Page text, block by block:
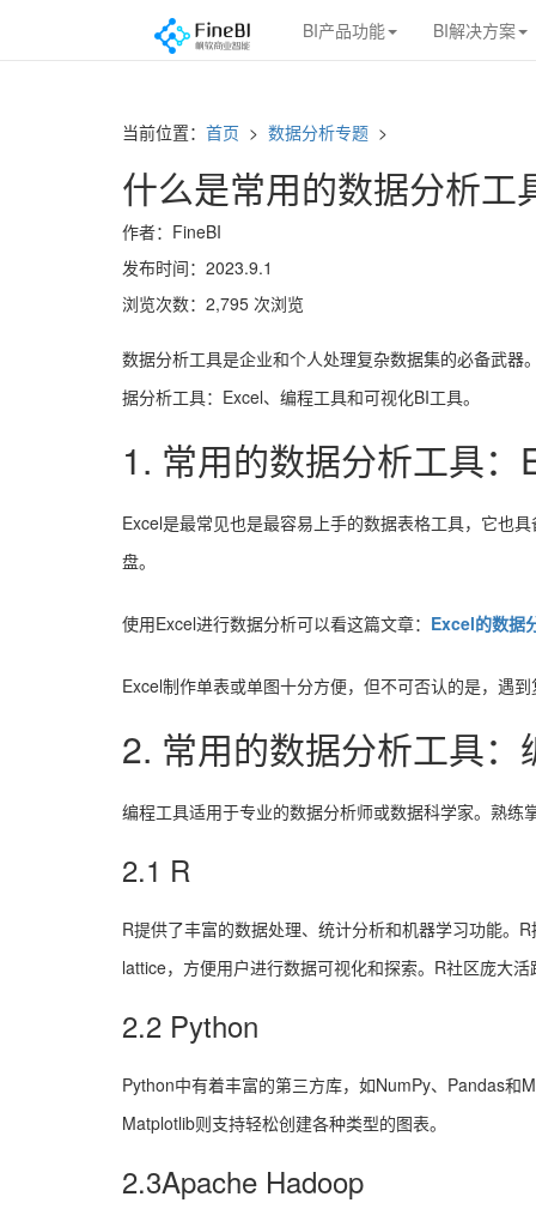
BI产品功能 BI解决方案
当前位置： 首页 > 数据分析专题 >
什么是常用的数据分析工
作者：FineBI
发布时间：2023.9.1
浏览次数：2,795 次浏览
数据分析工具是企业和个人处理复杂数据集的必备武
据分析工具：Excel、编程工具和可视化BI工具。
1. 常用的数据分析工具：
Excel是最常见也是最容易上手的数据表格工具，它也
盘。
使用Excel进行数据分析可以看这篇文章： Excel的数据
Excel制作单表或单图十分方便，但不可否认的是，遇
2. 常用的数据分析工具：
编程工具适用于专业的数据分析师或数据科学家。熟
2.1 R
R提供了丰富的数据处理、统计分析和机器学习功能。
lattice，方便用户进行数据可视化和探索。R社区庞大
2.2 Python
Python中有着丰富的第三方库，如NumPy、Pandas和
Matplotlib则支持轻松创建各种类型的图表。
2.3Apache Hadoop